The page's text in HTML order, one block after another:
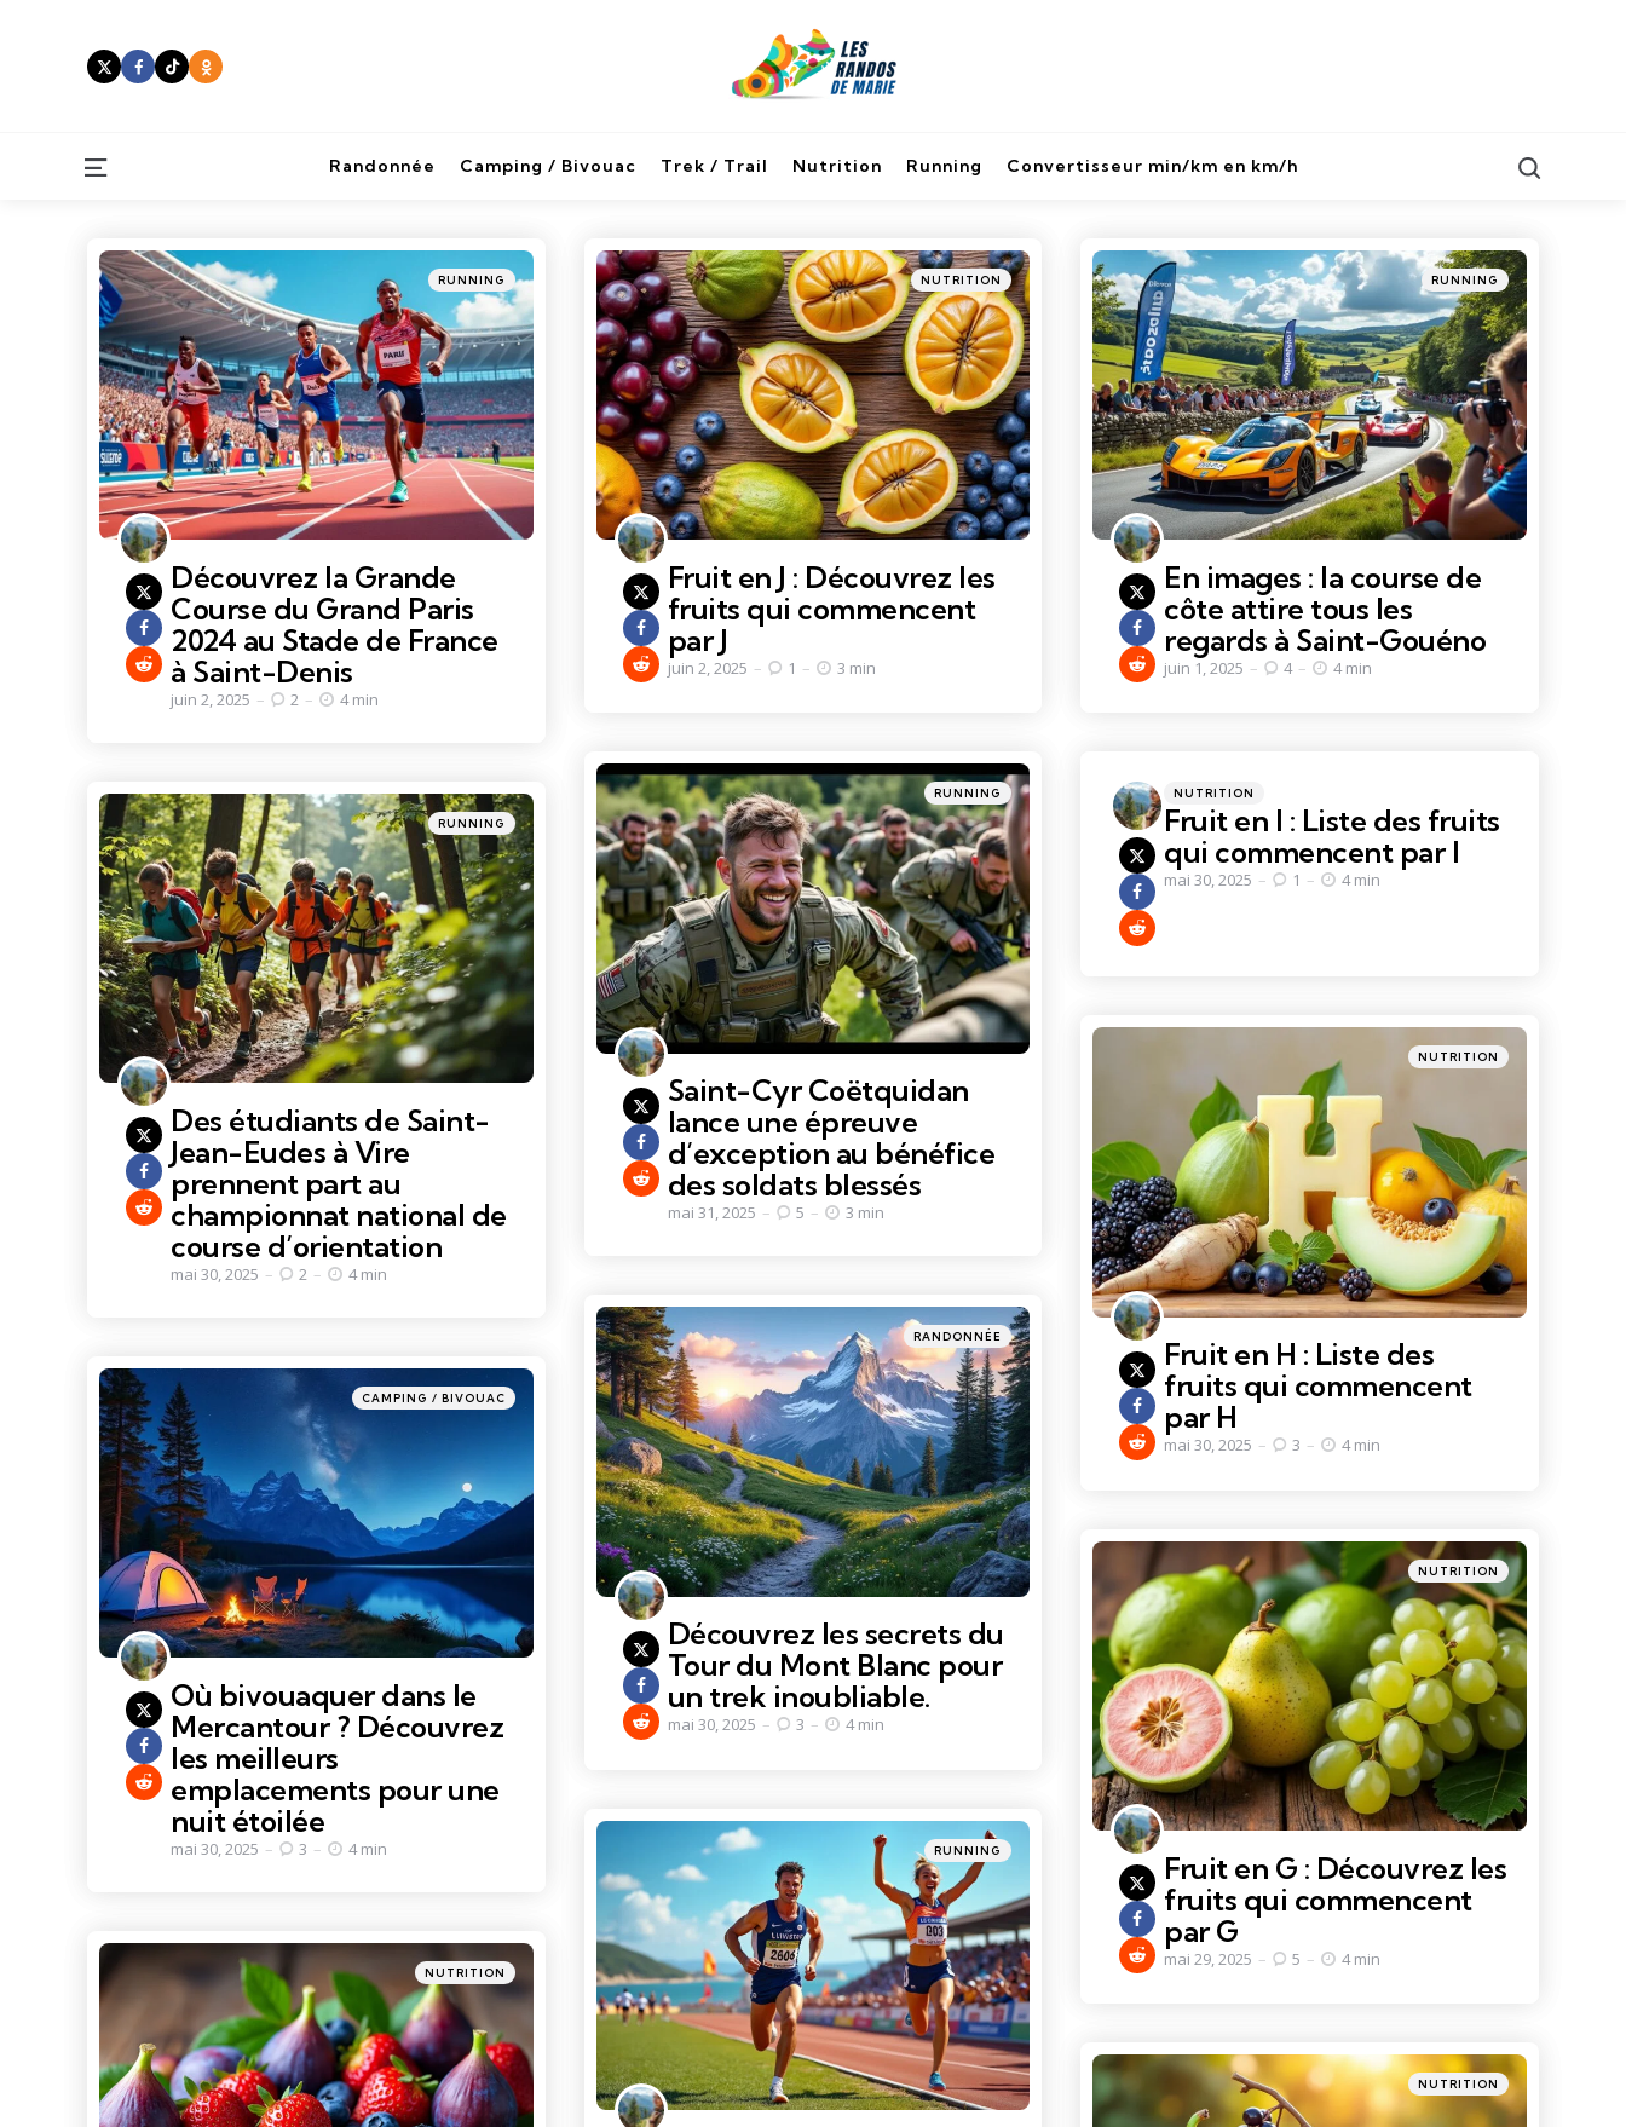
Menu Randonnée Camping / Bivouac Trek / Trail Nutrition Running Convertisseur min/km en km/h
Categories
Posted
in
RUNNING
Découvrez la Grande
Course du Grand Paris
2024 au Stade de France
à Saint-Denis
juin 2, 2025 2 4 min
Categories
Posted
in
NUTRITION
Fruit en J : Découvrez les
fruits qui commencent
par J
juin 2, 2025 1 3 min
Categories
Posted
in
RUNNING
En images : la course de
côte attire tous les
regards à Saint-Gouéno
juin 1, 2025 4 4 min
Categories
Posted
in
RUNNING
Saint-Cyr Coëtquidan
lance une épreuve
d’exception au bénéfice
des soldats blessés
mai 31, 2025 5 3 min
Categories
Posted
in
NUTRITION
Fruit en I : Liste des fruits
qui commencent par I
mai 30, 2025 1 4 min
Categories
Posted
in
RUNNING
Des étudiants de Saint-
Jean-Eudes à Vire
prennent part au
championnat national de
course d’orientation
mai 30, 2025 2 4 min
Categories
Posted
in
NUTRITION
Fruit en H : Liste des
fruits qui commencent
par H
mai 30, 2025 3 4 min
Categories
Posted
in
RANDONNÉE
Découvrez les secrets du
Tour du Mont Blanc pour
un trek inoubliable.
mai 30, 2025 3 4 min
Categories
Posted
in
CAMPING / BIVOUAC
Où bivouaquer dans le
Mercantour ? Découvrez
les meilleurs
emplacements pour une
nuit étoilée
mai 30, 2025 3 4 min
Categories
Posted
in
NUTRITION
Fruit en G : Découvrez les
fruits qui commencent
par G
mai 29, 2025 5 4 min
Categories
Posted
in
RUNNING
Categories
Posted
in
NUTRITION
Categories
Posted
in
NUTRITION